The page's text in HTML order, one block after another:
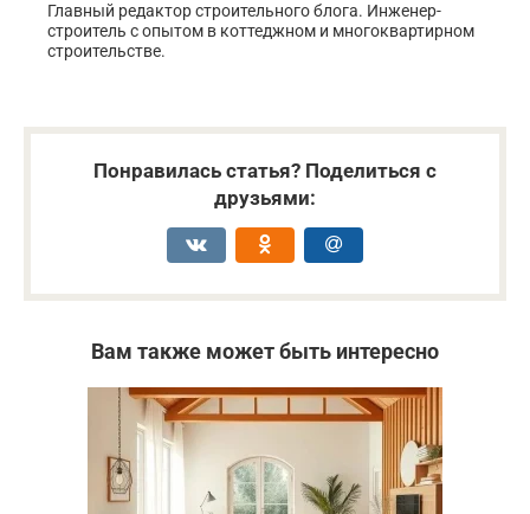
Главный редактор строительного блога. Инженер-
строитель с опытом в коттеджном и многоквартирном
строительстве.
Понравилась статья? Поделиться с
друзьями:
Вам также может быть интересно